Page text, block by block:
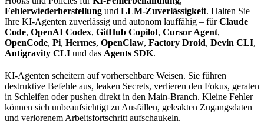
Fehlerwiederherstellung und LLM-Zuverlässigkeit. Halten Sie
Ihre KI-Agenten zuverlässig und autonom lauffähig – fürClaude
Code, OpenAI Codex, GitHub Copilot, Cursor Agent,
OpenCode, Pi, Hermes, OpenClaw, Factory Droid, Devin CLI,
Antigravity CLI und das Agents SDK.
KI-Agenten scheitern auf vorhersehbare Weisen. Sie führen
destruktive Befehle aus, leaken Secrets, verlieren den Fokus, geraten
in Schleifen oder pushen direkt in den Main-Branch. Kleine Fehler
können sich unbeaufsichtigt zu Ausfällen, geleakten Zugangsdaten
und verlorenem Arbeitsfortschritt aufschaukeln.